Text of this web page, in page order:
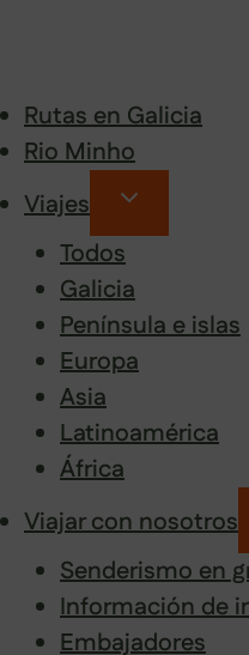
Rutas en Galicia
Rio Minho
Viajes
Todos
Galicia
Península e islas
Europa
Asia
Latinoamérica
África
Viajar con nosotros
Senderismo en
Información de
Embajadores